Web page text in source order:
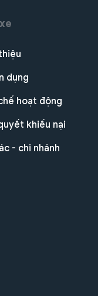
dụng
hoạt động
khiếu nại
- chi nhánh